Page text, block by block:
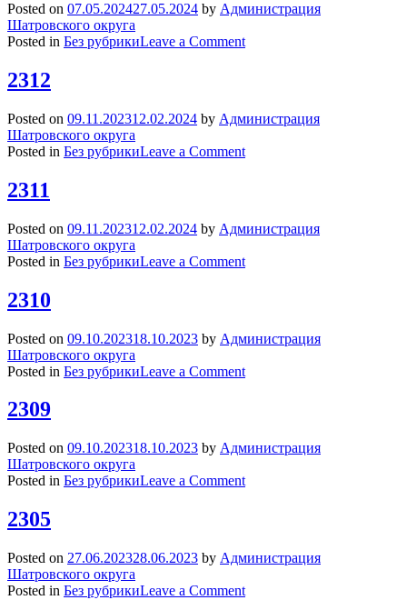
Posted on 07.05.202427.05.2024 by Администрация
Шатровского округа
Posted in Без рубрикиLeave a Commenton
2312
Posted on 09.11.202312.02.2024 by Администрация
Шатровского округа
Posted in Без рубрикиLeave a Commenton
2311
Posted on 09.11.202312.02.2024 by Администрация
Шатровского округа
Posted in Без рубрикиLeave a Commenton
2310
Posted on 09.10.202318.10.2023 by Администрация
Шатровского округа
Posted in Без рубрикиLeave a Commenton
2309
Posted on 09.10.202318.10.2023 by Администрация
Шатровского округа
Posted in Без рубрикиLeave a Commenton
2305
Posted on 27.06.202328.06.2023 by Администрация
Шатровского округа
Posted in Без рубрикиLeave a Commenton